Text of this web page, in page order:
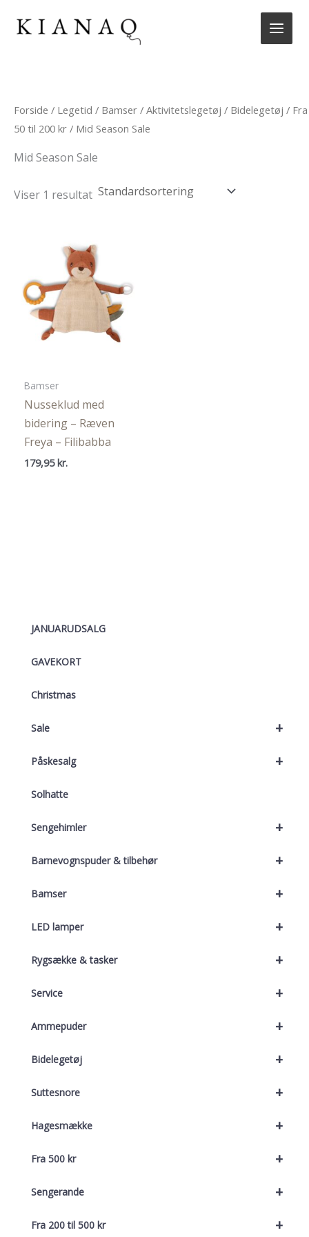
JANUARUDSALG
GAVEKORT
Christmas
+
Sale
+
Påskesalg
Solhatte
+
Sengehimler
+
Barnevognspuder & tilbehør
+
Bamser
+
LED lamper
+
Rygsække & tasker
+
Service
+
Ammepuder
+
Bidelegetøj
+
Suttesnore
+
Hagesmække
+
Fra 500 kr
+
Sengerande
+
Fra 200 til 500 kr
Forside / Legetid / Bamser / Aktivitetslegetøj / Bidelegetøj / Fra
50 til 200 kr / Mid Season Sale
Mid Season Sale
Viser 1 resultat
Bamser
Nusseklud med
bidering – Ræven
Freya – Filibabba
179,95 kr.